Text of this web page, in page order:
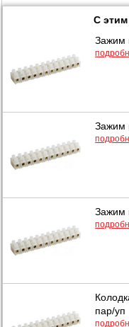
С
Зажим
Зажим
Зажим
пар/уп